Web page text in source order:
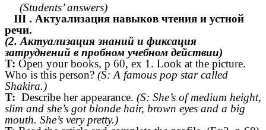
(Students’ answers)
III . Актуализация навыков чтения и устной
речи.
(2. Актуализация знаний и фиксация
затруднений в пробном учебном действии)
T: Open your books, p 60, ex 1. Look at the picture.
Who is this person? (S: A famous pop star called
Shakira.)
T: Describe her appearance. (S: She’s of medium height,
slim and she’s got blonde hair, brown eyes and a big
mouth. She’s very pretty.)